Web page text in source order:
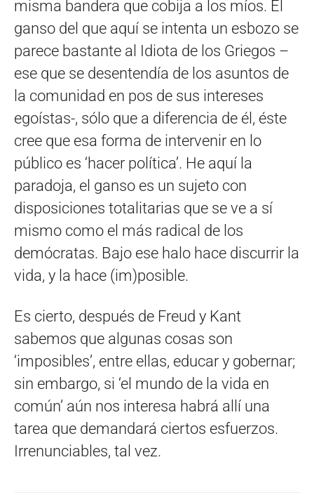
misma bandera que cobija a los míos. El
ganso del que aquí se intenta un esbozo se
parece bastante al Idiota de los Griegos –
ese que se desentendía de los asuntos de
la comunidad en pos de sus intereses
egoístas-, sólo que a diferencia de él, éste
cree que esa forma de intervenir en lo
público es ‘hacer política’. He aquí la
paradoja, el ganso es un sujeto con
disposiciones totalitarias que se ve a sí
mismo como el más radical de los
demócratas. Bajo ese halo hace discurrir la
vida, y la hace (im)posible.
Es cierto, después de Freud y Kant
sabemos que algunas cosas son
‘imposibles’, entre ellas, educar y gobernar;
sin embargo, si ‘el mundo de la vida en
común’ aún nos interesa habrá allí una
tarea que demandará ciertos esfuerzos.
Irrenunciables, tal vez.